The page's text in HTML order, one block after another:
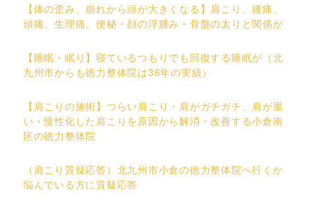
【体の歪み、崩れから頭が大きくなる】肩こり、腰痛、
頭痛、生理痛、便秘・顔の浮腫み・骨盤の太りと関係が
【睡眠・眠り】寝ているつもりでも回復する睡眠が（北
九州市からも徳力整体院は36年の実績）
【肩こりの施術】つらい肩こり・肩がガチガチ、肩が重
い・慢性化した肩こりを原因から解消・改善する小倉南
区の徳力整体院
（肩こり質疑応答）北九州市小倉の徳力整体院へ行くか
悩んでいる方に質疑応答